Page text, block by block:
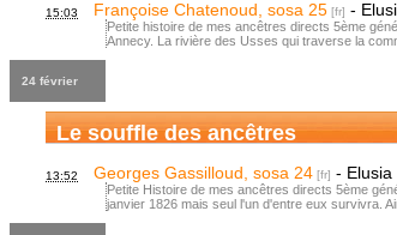
15:03 Françoise Chatenoud, sosa 25 -
Petite histoire de mes ancêtres directs 5ème
Annecy. La rivière des Usses qui traverse la
24 février
Le souffle des ancêtres
13:52 Georges Gassilloud, sosa 24 - Elusia
Petite Histoire de mes ancêtres directs 5ème
janvier 1826 mais seul l'un d'entre eux survivra.